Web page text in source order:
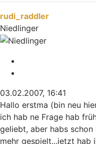
rudi_raddler
Niedlinger
03.02.2007, 16:41
Hallo erstma (bin neu
ich hab ne Frage hab
geliebt, aber habs
mehr gespielt...jetzt hab